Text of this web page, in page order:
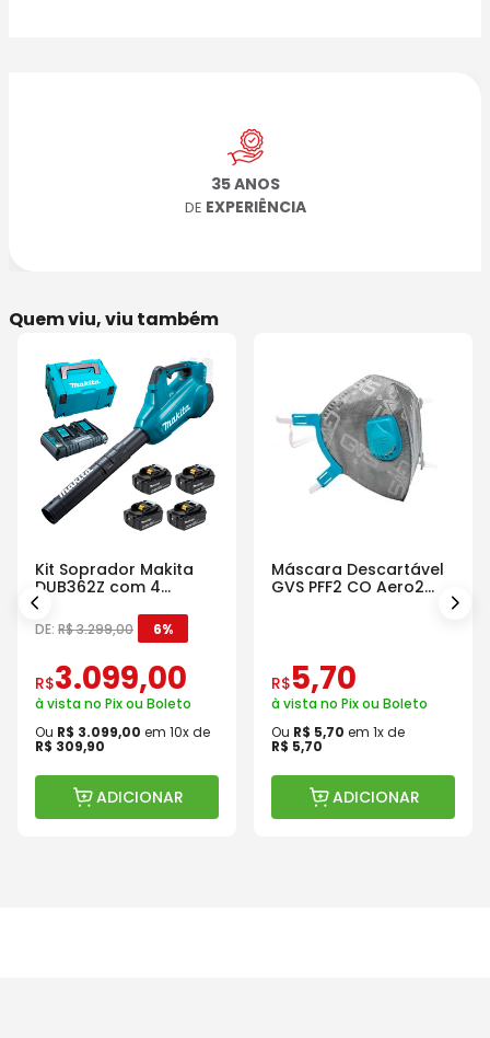
35 ANOS
DE EXPERIÊNCIA
Quem viu, viu também
Kit Soprador Makita
DUB362Z com 4
Baterias Carregador e
Maleta
DE: R$3.299,00 6%
R$3.099,00
à vista no Pix ou Boleto
Ou R$ 3.099,00 em 10x de
R$ 309,90
ADICIONAR
Máscara Descartável
GVS PFF2 CO Aero2
R$5,70
à vista no Pix ou Boleto
Ou R$ 5,70 em 1x de
R$ 5,70
ADICIONAR